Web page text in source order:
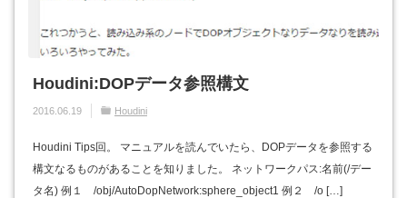
Houdini:DOPデータ参照構文
2016.06.19 Houdini
Houdini Tips回。 マニュアルを読んでいたら、DOPデータを参照する
構文なるものがあることを知りました。 ネットワークパス:名前(/デー
タ名) 例１ /obj/AutoDopNetwork:sphere_object1 例２ /o […]